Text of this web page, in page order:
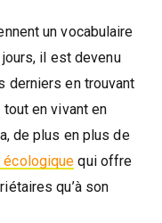
un vocabulaire
il est devenu
derniers en trouvant
en vivant en
de plus en plus de
écologique qui offre
qu’à son